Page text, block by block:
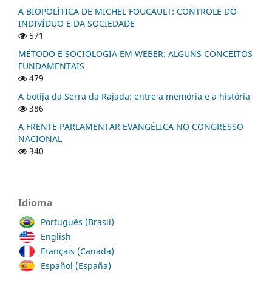
A BIOPOLÍTICA DE MICHEL FOUCAULT: CONTROLE DO
INDIVÍDUO E DA SOCIEDADE
571
MÉTODO E SOCIOLOGIA EM WEBER: ALGUNS CONCEITOS
FUNDAMENTAIS
479
A botija da Serra da Rajada: entre a memória e a história
386
A FRENTE PARLAMENTAR EVANGÉLICA NO CONGRESSO
NACIONAL
340
Idioma
Português (Brasil)
English
Français (Canada)
Español (España)